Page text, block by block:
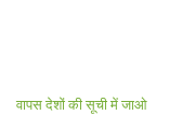
वापस देशों की सूची में जाओ